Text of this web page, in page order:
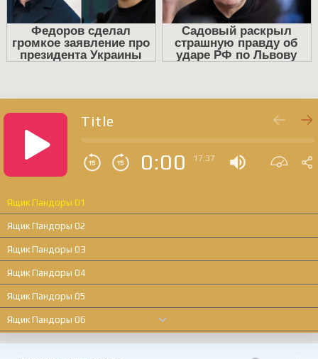
Title
0:00 17:37
Ящик Пандоры 01
Ящик Пандоры 02
Ящик Пандоры 03
Ящик Пандоры 04
Ящик Пандоры 05
Ящик Пандоры 06
Ящик Пандоры 07